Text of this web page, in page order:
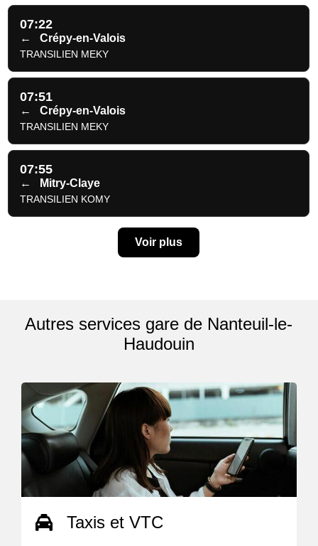
07:22
← Crépy-en-Valois
TRANSILIEN MEKY
07:51
← Crépy-en-Valois
TRANSILIEN MEKY
07:55
← Mitry-Claye
TRANSILIEN KOMY
Voir plus
Autres services gare de Nanteuil-le-
Haudouin
Taxis et VTC